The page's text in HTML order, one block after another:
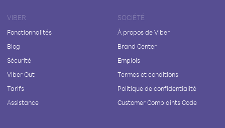
VIBER
Fonctionnalités
Blog
Sécurité
Viber Out
Tarifs
Assistance
SOCIÉTÉ
À propos de Viber
Brand Center
Emplois
Termes et conditions
Politique de confidentialité
Customer Complaints Code